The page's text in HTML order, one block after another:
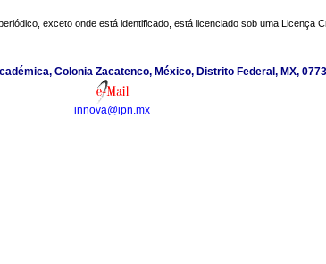
exceto onde está identificado, está licenciado sob uma Licença
Colonia Zacatenco, México, Distrito Federal, MX,
innova@ipn.mx